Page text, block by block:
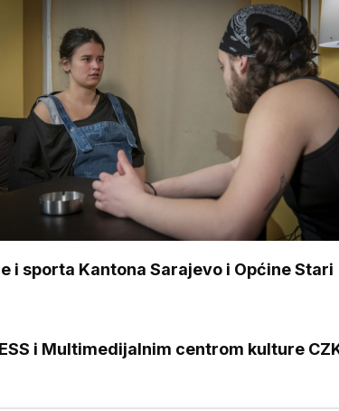
i sporta Kantona Sarajevo i Općine Stari
i Multimedijalnim centrom kulture